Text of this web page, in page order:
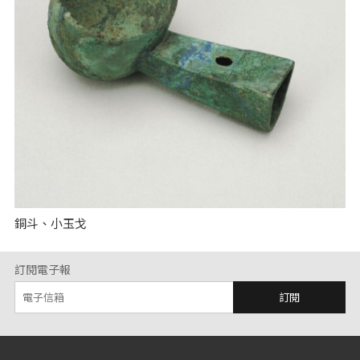
銅斗、小玉戈
訂閱電子報
訂閱
:::